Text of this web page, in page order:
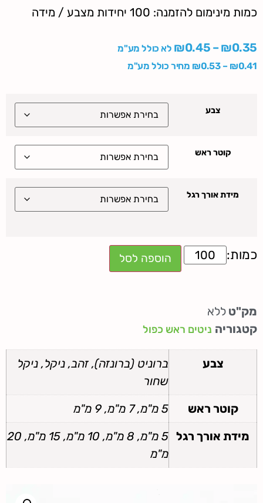
כמות מינימום להזמנה: 100 יחידות מצבע / מידה
₪0.35
–
₪0.45
לא כולל מע"מ
₪0.41
–
₪0.53 מחיר כולל מע"מ
צבע
קוטר ראש
מידת אורך רגל
הוספה לסל
מק"ט ללא
קטגוריה ניטים ראש כפול
צבע
ברוניט (ברונזה), זהב, ניקל, ניקל
שחור
קוטר ראש
5 מ"מ, 7 מ"מ, 9 מ"מ
מידת אורך רגל
5 מ"מ, 8 מ"מ, 10 מ"מ, 15 מ"מ, 20
מ"מ